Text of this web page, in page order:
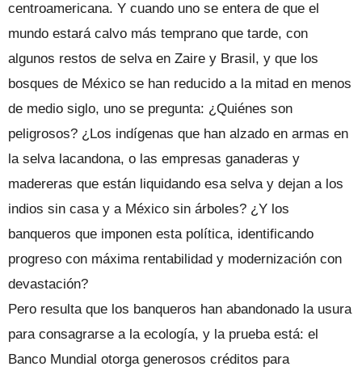
centroamericana. Y cuando uno se entera de que el
mundo estará calvo más temprano que tarde, con
algunos restos de selva en Zaire y Brasil, y que los
bosques de México se han reducido a la mitad en menos
de medio siglo, uno se pregunta: ¿Quiénes son
peligrosos? ¿Los indígenas que han alzado en armas en
la selva lacandona, o las empresas ganaderas y
madereras que están liquidando esa selva y dejan a los
indios sin casa y a México sin árboles? ¿Y los
banqueros que imponen esta política, identificando
progreso con máxima rentabilidad y modernización con
devastación?
Pero resulta que los banqueros han abandonado la usura
para consagrarse a la ecología, y la prueba está: el
Banco Mundial otorga generosos créditos para